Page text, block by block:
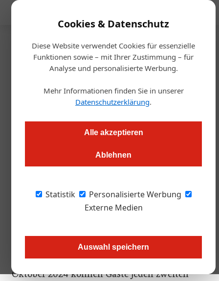
Cookies & Datenschutz
Diese Website verwendet Cookies für essenzielle
Funktionen sowie – mit Ihrer Zustimmung – für
Analyse und personalisierte Werbung.
Mehr Informationen finden Sie in unserer
Datenschutzerklärung.
Alle akzeptieren
Ablehnen
Statistik
Personalisierte Werbung
Externe Medien
Auswahl speichern
Startseite/Gastro & Hotel
Kulinarik im Hotel
Arcotel Kaiserwasser startet in
den Brunch-Herbst
26.09.2024, 09:27 Uhr
Mozart trifft Maishendl: Im Herbst lädt das Wiener Arcotel
diesem Jahr ist der FamilyBrunch, der an separaten Terminen
mit speziellem Kinderprogramm für entspannte Familien-
Der Herbst bringt den beliebten KaiserBrunch
im Arcotel Kaiserwasser zurück. Ab 13.
Oktober 2024 können Gäste jeden zweiten